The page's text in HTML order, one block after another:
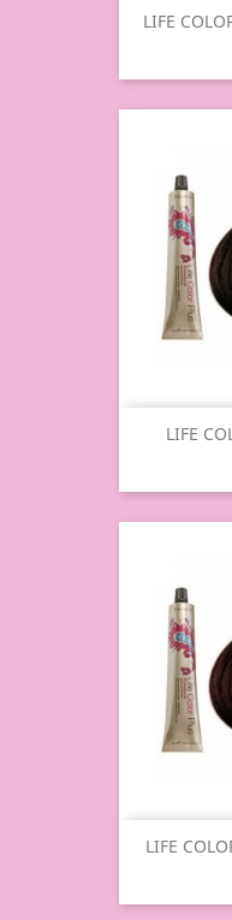
LIFE
LIFE
LIFE